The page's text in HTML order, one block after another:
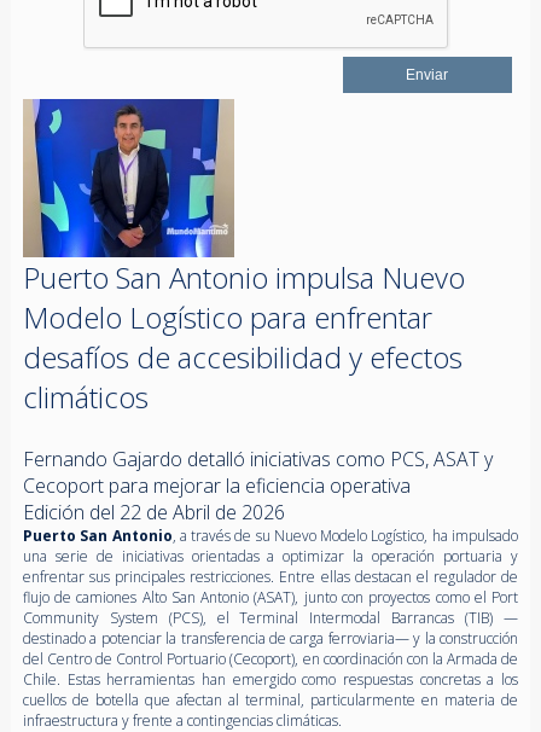
Puerto San Antonio impulsa Nuevo
Modelo Logístico para enfrentar
desafíos de accesibilidad y efectos
climáticos
Fernando Gajardo detalló iniciativas como PCS, ASAT y
Cecoport para mejorar la eficiencia operativa
Edición del 22 de Abril de 2026
Puerto San Antonio, a través de su Nuevo Modelo Logístico, ha impulsado
una serie de iniciativas orientadas a optimizar la operación portuaria y
enfrentar sus principales restricciones. Entre ellas destacan el regulador de
flujo de camiones Alto San Antonio (ASAT), junto con proyectos como el Port
Community System (PCS), el Terminal Intermodal Barrancas (TIB) —
destinado a potenciar la transferencia de carga ferroviaria— y la construcción
del Centro de Control Portuario (Cecoport), en coordinación con la Armada de
Chile. Estas herramientas han emergido como respuestas concretas a los
cuellos de botella que afectan al terminal, particularmente en materia de
infraestructura y frente a contingencias climáticas.